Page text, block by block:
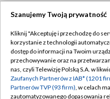
Abonament TVP
Emisja w TVP
Centrum informacji TVP
Polityka
Szanujemy Twoją prywatność
Kliknij "Akceptuję i przechodzę do
korzystanie z technologii
dostęp do informacji na Twoim
przechowywanie oraz na
nas, czyli Telewizję Polską S.A. w
Zaufanych Partnerów z IAB* (1201
Partnerów TVP (93 firm), w celach
zautomatyzowanego dopasowania